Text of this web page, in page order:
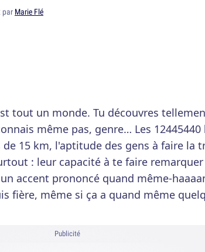
par Marie Flé
tout un monde. Tu découvres
même pas, genre… Les 12445440
15 km, l'aptitude des gens à faire la
: leur capacité à te faire
accent prononcé quand même-
fière, même si ça a quand même
Publicité